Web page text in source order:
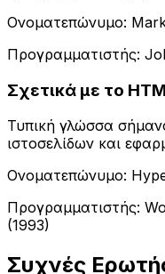
Ονοματεπώνυμο:
Προγραμματιστής:
Σχετικά με το
Τυπική γλώσσα
ιστοσελίδων και
Ονοματεπώνυμο:
Προγραμματιστής:
(1993)
Συχνές